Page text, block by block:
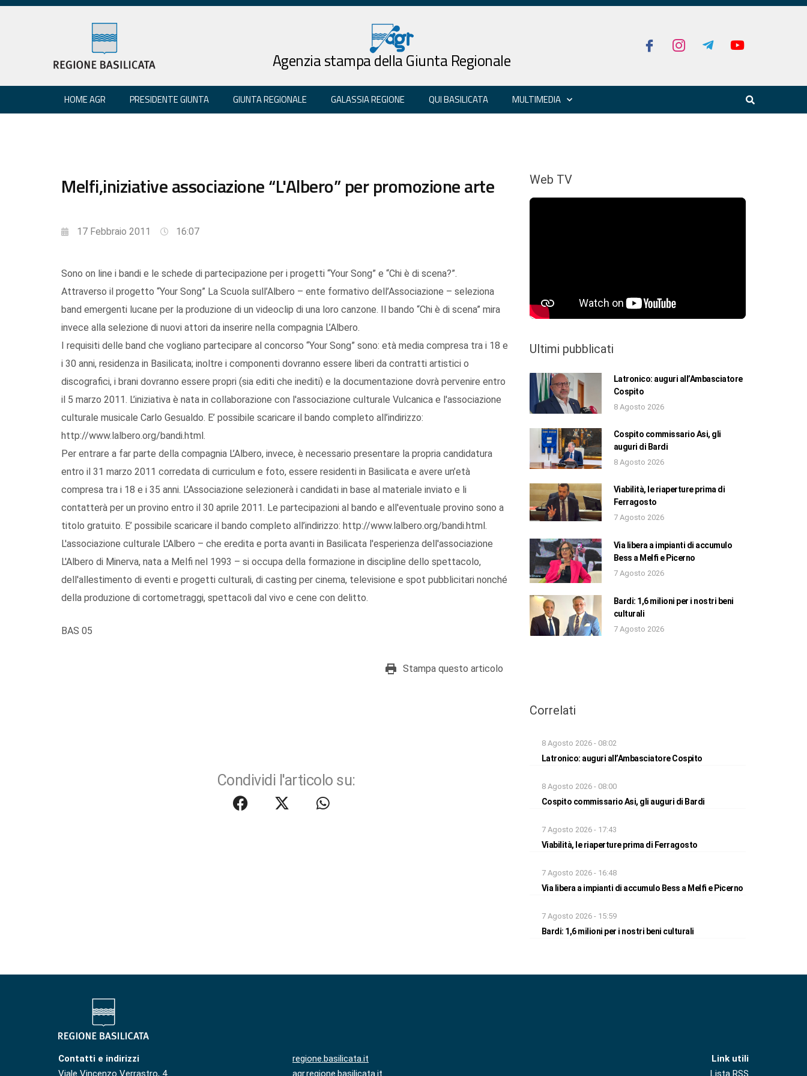
Agenzia stampa della Giunta Regionale
HOME AGR PRESIDENTE GIUNTA GIUNTA REGIONALE GALASSIA REGIONE QUI BASILICATA MULTIMEDIA
Melfi,iniziative associazione “L'Albero” per promozione arte
17 Febbraio 2011 16:07
Sono on line i bandi e le schede di partecipazione per i progetti “Your Song” e “Chi è di scena?”.
Attraverso il progetto “Your Song” La Scuola sull’Albero – ente formativo dell’Associazione – seleziona
band emergenti lucane per la produzione di un videoclip di una loro canzone. Il bando “Chi è di scena” mira
invece alla selezione di nuovi attori da inserire nella compagnia L’Albero.
I requisiti delle band che vogliano partecipare al concorso “Your Song” sono: età media compresa tra i 18 e
i 30 anni, residenza in Basilicata; inoltre i componenti dovranno essere liberi da contratti artistici o
discografici, i brani dovranno essere propri (sia editi che inediti) e la documentazione dovrà pervenire entro
il 5 marzo 2011. L’iniziativa è nata in collaborazione con l'associazione culturale Vulcanica e l'associazione
culturale musicale Carlo Gesualdo. E’ possibile scaricare il bando completo all’indirizzo:
http://www.lalbero.org/bandi.html.
Per entrare a far parte della compagnia L’Albero, invece, è necessario presentare la propria candidatura
entro il 31 marzo 2011 corredata di curriculum e foto, essere residenti in Basilicata e avere un’età
compresa tra i 18 e i 35 anni. L’Associazione selezionerà i candidati in base al materiale inviato e li
contatterà per un provino entro il 30 aprile 2011. Le partecipazioni al bando e all'eventuale provino sono a
titolo gratuito. E’ possibile scaricare il bando completo all’indirizzo: http://www.lalbero.org/bandi.html.
L'associazione culturale L'Albero – che eredita e porta avanti in Basilicata l'esperienza dell'associazione
L'Albero di Minerva, nata a Melfi nel 1993 – si occupa della formazione in discipline dello spettacolo,
dell'allestimento di eventi e progetti culturali, di casting per cinema, televisione e spot pubblicitari nonché
della produzione di cortometraggi, spettacoli dal vivo e cene con delitto.
BAS 05
Stampa questo articolo
Condividi l'articolo su:
Web TV
Ultimi pubblicati
Latronico: auguri all’Ambasciatore
Cospito
8 Agosto 2026
Cospito commissario Asi, gli
auguri di Bardi
8 Agosto 2026
Viabilità, le riaperture prima di
Ferragosto
7 Agosto 2026
Via libera a impianti di accumulo
Bess a Melfi e Picerno
7 Agosto 2026
Bardi: 1,6 milioni per i nostri beni
culturali
7 Agosto 2026
Correlati
8 Agosto 2026 - 08:02
Latronico: auguri all’Ambasciatore Cospito
8 Agosto 2026 - 08:00
Cospito commissario Asi, gli auguri di Bardi
7 Agosto 2026 - 17:43
Viabilità, le riaperture prima di Ferragosto
7 Agosto 2026 - 16:48
Via libera a impianti di accumulo Bess a Melfi e Picerno
7 Agosto 2026 - 15:59
Bardi: 1,6 milioni per i nostri beni culturali
Contatti e indirizzi
Viale Vincenzo Verrastro, 4
regione.basilicata.it
agr.regione.basilicata.it
Link utili
Lista RSS